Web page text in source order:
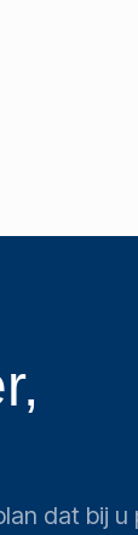
dat bij u